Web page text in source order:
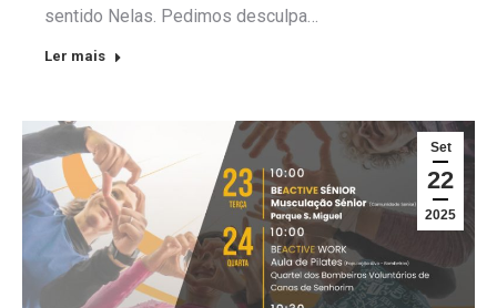
sentido Nelas. Pedimos desculpa…
Ler mais
Set
22
2025